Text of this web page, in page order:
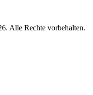
Alle Rechte vorbehalten.